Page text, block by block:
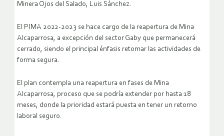
Minera Ojos del Salado, Luis Sánchez.
El PIMA 2022-2023 se hace cargo de la reapertura de Mina
Alcaparrosa, a excepción del sector Gaby que permanecerá
cerrado, siendo el principal énfasis retomar las actividades de
forma segura.
El plan contempla una reapertura en fases de Mina
Alcaparrosa, proceso que se podría extender por hasta 18
meses, donde la prioridad estará puesta en tener un retorno
laboral seguro.